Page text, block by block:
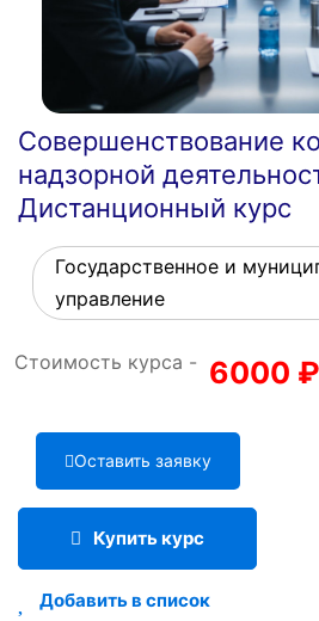
Совершенствование
надзорной
Дистанционный курс
Государственное и
управление
Стоимость курса - 6000 ₽
Оставить заявку
Купить курс
Добавить в список